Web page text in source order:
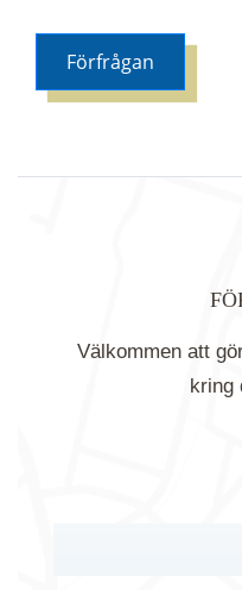
Förfrågan
Välkommen att
kring